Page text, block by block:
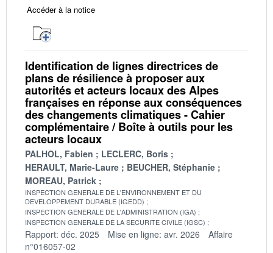
Accéder à la notice
Identification de lignes directrices de
plans de résilience à proposer aux
autorités et acteurs locaux des Alpes
françaises en réponse aux conséquences
des changements climatiques - Cahier
complémentaire / Boîte à outils pour les
acteurs locaux
PALHOL, Fabien
LECLERC, Boris
HERAULT, Marie-Laure
BEUCHER, Stéphanie
MOREAU, Patrick
INSPECTION GENERALE DE L'ENVIRONNEMENT ET DU
DEVELOPPEMENT DURABLE (IGEDD)
INSPECTION GENERALE DE L'ADMINISTRATION (IGA)
INSPECTION GENERALE DE LA SECURITE CIVILE (IGSC)
Rapport: déc. 2025 Mise en ligne: avr. 2026
Affaire
n°016057-02